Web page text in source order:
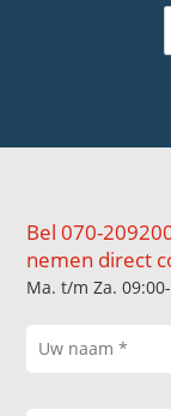
Bel 070-
nemen direct
Ma. t/m Za.